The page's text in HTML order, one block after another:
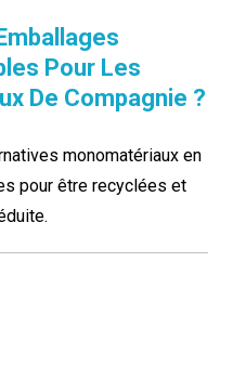
Pour Les
De Compagnie ?
monomatériaux en
pour être recyclées et